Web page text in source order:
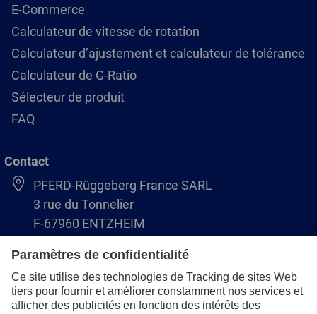
E-Commerce
Calculateur de vitesse de rotation
Calculateur d’ajustement et calculateur de tolérance
Calculateur de G-Ratio
Sélecteur de produit
FAQ
Contact
PFERD-Rüggeberg France SARL
3 rue du Tonnelier
F-67960 ENTZHEIM
+33 3 88 49 72 50
info@pferd.fr